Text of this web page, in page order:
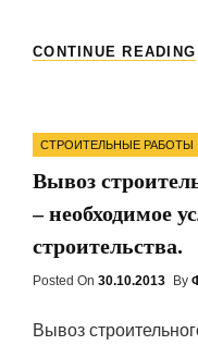
CONTINUE READING
Categories
СТРОИТЕЛЬНЫЕ РАБОТЫ
Вывоз
– необходимое
строительства.
Posted On Posted
30.10.2013 By
Вывоз